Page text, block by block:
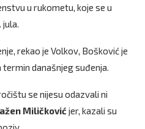
u rukometu, koje se u
jula.
rekao je Volkov, Bošković je
današnjeg suđenja.
se nijesu odazvali ni
Miličković jer, kazali su